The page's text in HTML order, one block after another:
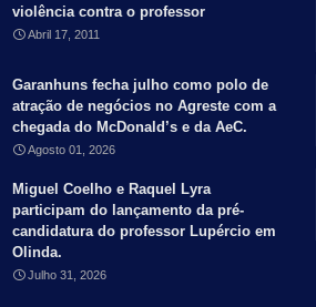
violência contra o professor
Abril 17, 2011
Garanhuns fecha julho como polo de
atração de negócios no Agreste com a
chegada do McDonald’s e da AeC.
Agosto 01, 2026
Miguel Coelho e Raquel Lyra
participam do lançamento da pré-
candidatura do professor Lupércio em
Olinda.
Julho 31, 2026